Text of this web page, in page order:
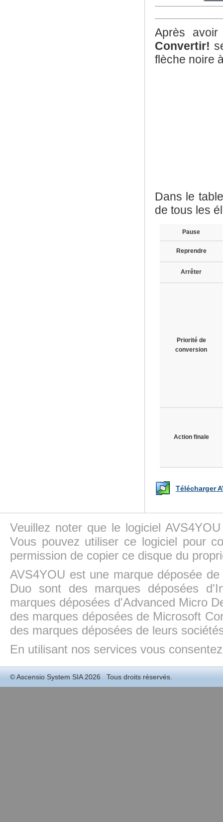
Après
Convertir!
flèche noire
Dans le
de tous les
Pause
Reprendre
Arrêter
Priorité de
conversion
Action finale
Télécharger
Veuillez noter que le logiciel
Vous pouvez utiliser ce logiciel pour
permission de copier ce disque du
AVS4YOU est une marque déposée
Duo sont des marques déposées
marques déposées d'Advanced Micro
des marques déposées de Microsoft
des marques déposées de leurs
En utilisant nos services vous
©Ascensio System SIA2026 Tous droits réservés.